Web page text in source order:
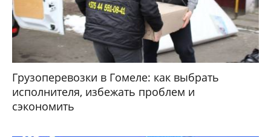
Грузоперевозки в Гомеле: как выбрать
исполнителя, избежать проблем и
сэкономить